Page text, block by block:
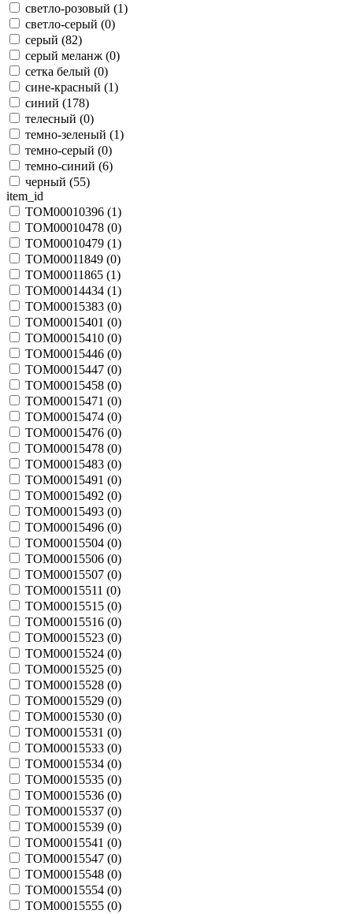
светло-розовый (1)
светло-серый (0)
серый (82)
серый меланж (0)
сетка белый (0)
сине-красный (1)
синий (178)
телесный (0)
темно-зеленый (1)
темно-серый (0)
темно-синий (6)
черный (55)
item_id
TOM00010396 (1)
TOM00010478 (0)
TOM00010479 (1)
TOM00011849 (0)
TOM00011865 (1)
TOM00014434 (1)
TOM00015383 (0)
TOM00015401 (0)
TOM00015410 (0)
TOM00015446 (0)
TOM00015447 (0)
TOM00015458 (0)
TOM00015471 (0)
TOM00015474 (0)
TOM00015476 (0)
TOM00015478 (0)
TOM00015483 (0)
TOM00015491 (0)
TOM00015492 (0)
TOM00015493 (0)
TOM00015496 (0)
TOM00015504 (0)
TOM00015506 (0)
TOM00015507 (0)
TOM00015511 (0)
TOM00015515 (0)
TOM00015516 (0)
TOM00015523 (0)
TOM00015524 (0)
TOM00015525 (0)
TOM00015528 (0)
TOM00015529 (0)
TOM00015530 (0)
TOM00015531 (0)
TOM00015533 (0)
TOM00015534 (0)
TOM00015535 (0)
TOM00015536 (0)
TOM00015537 (0)
TOM00015539 (0)
TOM00015541 (0)
TOM00015547 (0)
TOM00015548 (0)
TOM00015554 (0)
TOM00015555 (0)